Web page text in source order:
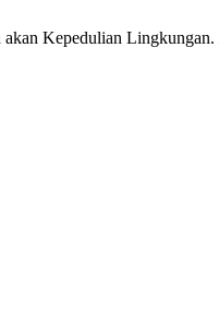
Kepedulian Lingkungan.